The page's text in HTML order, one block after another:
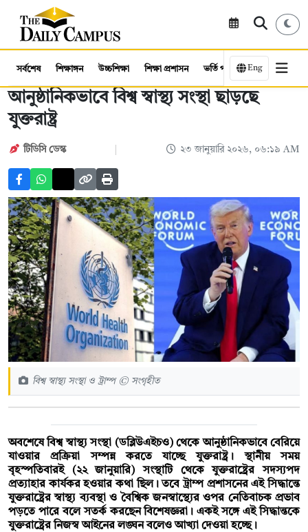
সর্বশেষ শিক্ষাঙ্গন উচ্চশিক্ষা শিক্ষা প্রশাসন ভর্তি পরীক্ষা কর্মসংস্থান
Eng
আনুষ্ঠানিকভাবে বিশ্ব স্বাস্থ্য সংস্থা ছাড়ছে
যুক্তরাষ্ট্র
টিডিসি ডেস্ক ২৩ জানুয়ারি ২০২৬, ০৬:১৯ AM
বিশ্ব স্বাস্থ্য সংস্থা ও ট্রাম্প © সংগৃহীত
অবশেষে বিশ্ব স্বাস্থ্য সংস্থা (ডব্লিউএইচও) থেকে আনুষ্ঠানিকভাবে বেরিয়ে
যাওয়ার প্রক্রিয়া সম্পন্ন করতে যাচ্ছে যুক্তরাষ্ট্র। স্থানীয় সময়
বৃহস্পতিবারই (২২ জানুয়ারি) সংস্থাটি থেকে যুক্তরাষ্ট্রের সদস্যপদ
প্রত্যাহার কার্যকর হওয়ার কথা ছিল। তবে ট্রাম্প প্রশাসনের এই সিদ্ধান্তে
যুক্তরাষ্ট্রের স্বাস্থ্য ব্যবস্থা ও বৈশ্বিক জনস্বাস্থ্যের ওপর নেতিবাচক প্রভাব
পড়তে পারে বলে সতর্ক করছেন বিশেষজ্ঞরা। একই সঙ্গে এই সিদ্ধান্তকে
যুক্তরাষ্ট্রের নিজস্ব আইনের লঙ্ঘন বলেও আখ্যা দেওয়া হচ্ছে।